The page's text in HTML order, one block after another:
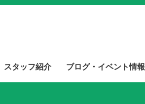
スタッフ紹介 ブログ・イベント情報